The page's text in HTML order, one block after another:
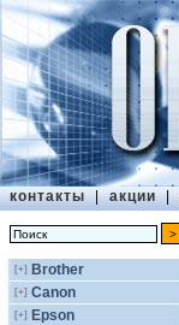
контакты | акции |
[+] Brother
[+] Canon
[+] Epson